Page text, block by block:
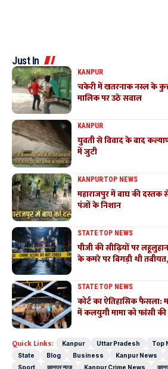
Just In
KANPUR
चकेरी में खतरनाक नस्ल के
मालिक पर उठे सवाल
KANPUR
युवती से विवाद के बाद
में जुटी
KANPURTOP NEWS
महाराजपुर में बाघ की
पंजों के निशान
STATETOP NEWS
पीजी की सीढ़ियों पर
के कमरे पर बिगड़ी थी
STATETOP NEWS
कोर्ट का ऐतिहासिक फैसला:
में कलयुगी मामा को फांसी
Quick Links: Kanpur Uttar Pradesh Top
State
Blog Business Kanpur News
Sport
कानपुर न्यूज़ Kanpur Crime News